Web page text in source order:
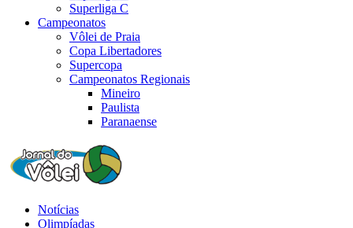
Superliga C
Campeonatos
Vôlei de Praia
Copa Libertadores
Supercopa
Campeonatos Regionais
Mineiro
Paulista
Paranaense
Notícias
Olimpíadas